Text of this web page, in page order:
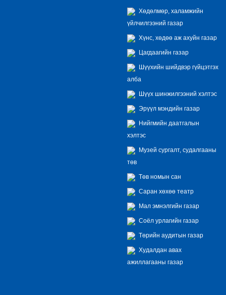
Хөдөлмөр, халамжийн
үйлчилгээний газар
Хүнс, хөдөө аж ахуйн газар
Цагдаагийн газар
Шүүхийн шийдвэр гүйцэтгэх
алба
Шүүх шинжилгээний хэлтэс
Эрүүл мэндийн газар
Нийгмийн даатгалын
хэлтэс
Музей сургалт, судалгааны
төв
Төв номын сан
Саран хөхөө театр
Мал эмнэлгийн газар
Соёл урлагийн газар
Төрийн аудитын газар
Худалдан авах
ажиллагааны газар